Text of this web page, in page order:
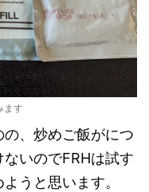
ます
、炒めご飯がにつ
いのでFRHは試す
うと思います。